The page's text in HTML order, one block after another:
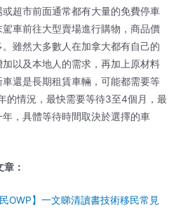
超市前面通常都有大量的免費停車
車前往大型賣場進行購物，商品價
雖然大多數人在加拿大都有自己的
以及本地人的需求，再加上原材料
還是長期租賃車輛，可能都需要等
的情況，最快需要等待3至4個月，最
，具體等待時間取決於選擇的車
：
OWP】一文睇清讀書技術移民常見